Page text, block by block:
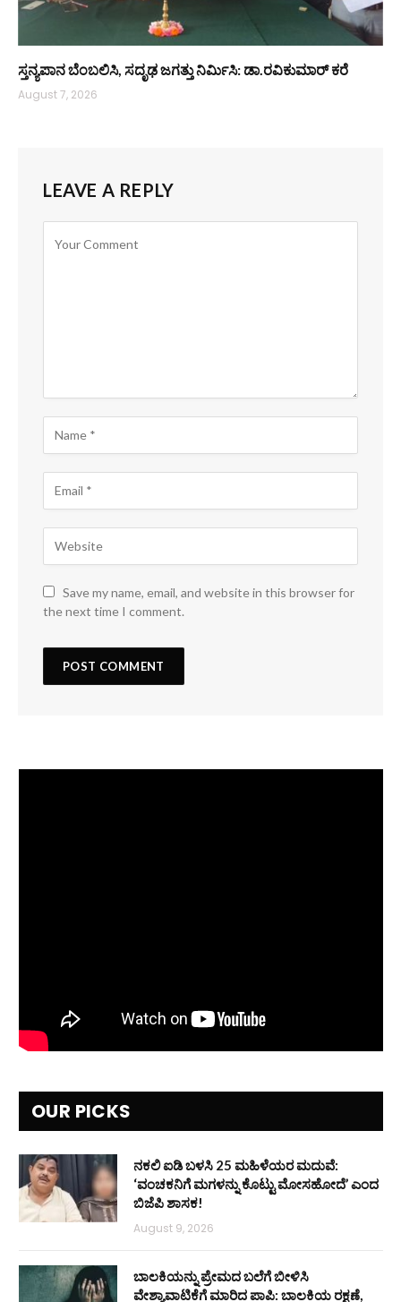
ಸ್ತನ್ಯಪಾನ ಬೆಂಬಲಿಸಿ, ಸದೃಢ ಜಗತ್ತು ನಿರ್ಮಿಸಿ: ಡಾ.ರವಿಕುಮಾರ್ ಕರೆ
August 7, 2026
LEAVE A REPLY
Save my name, email, and website in this browser for
the next time I comment.
OUR PICKS
ನಕಲಿ ಐಡಿ ಬಳಸಿ 25 ಮಹಿಳೆಯರ ಮದುವೆ:
‘ವಂಚಕನಿಗೆ ಮಗಳನ್ನು ಕೊಟ್ಟು ಮೋಸಹೋದೆ’ ಎಂದ
ಬಿಜೆಪಿ ಶಾಸಕ!
August 9, 2026
ಬಾಲಕಿಯನ್ನು ಪ್ರೇಮದ ಬಲೆಗೆ ಬೀಳಿಸಿ
ವೇಶ್ಯಾವಾಟಿಕೆಗೆ ಮಾರಿದ ಪಾಪಿ: ಬಾಲಕಿಯ ರಕ್ಷಣೆ,